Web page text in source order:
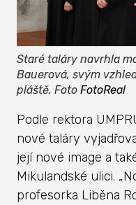
Staré taláry navrhla
Bauerová, svým
pláště. Foto FotoReal
Podle rektora
nové taláry
její nové image a
Mikulandské ulici.
profesorka Liběna